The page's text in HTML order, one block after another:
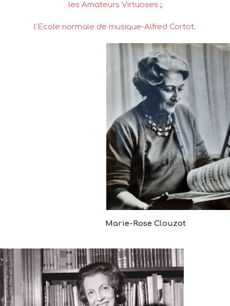
les Amateurs Virtuoses ;
l’Ecole normale de musique-Alfred Cortot.
Marie-Rose Clouzot